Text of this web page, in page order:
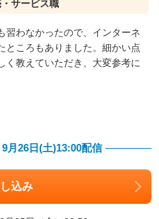
サービス職
習わなかったので、インターネ
ところもありました。細かい点
く教えていただき、大変参考に
9月26日(土)13:00配信
込み